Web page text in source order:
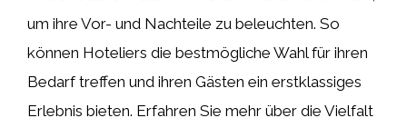
um ihre Vor- und Nachteile zu beleuchten. So
können Hoteliers die bestmögliche Wahl für ihren
Bedarf treffen und ihren Gästen ein erstklassiges
Erlebnis bieten. Erfahren Sie mehr über die Vielfalt